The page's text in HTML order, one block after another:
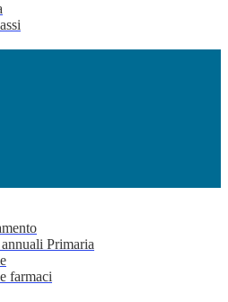
Primaria
farmaci